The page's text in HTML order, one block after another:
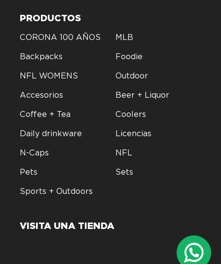
PRODUCTOS
CORONA 100 AÑOS MLB
Backpacks Foodie
NFL WOMENS Outdoor
Accesorios Beer + Liquor
Coffee + Tea Coolers
Daily drinkware Licencias
N-Caps NFL
Pets Sets
Sports + Outdoors
VISITA UNA TIENDA